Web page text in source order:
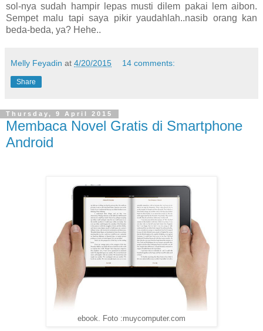
sol-nya sudah hampir lepas musti dilem pakai lem aibon.
Sempet malu tapi saya pikir yaudahlah..nasib orang kan
beda-beda, ya? Hehe..
Melly Feyadin at 4/20/2015 14 comments:
Share
Thursday, 9 April 2015
Membaca Novel Gratis di Smartphone
Android
ebook. Foto :muycomputer.com